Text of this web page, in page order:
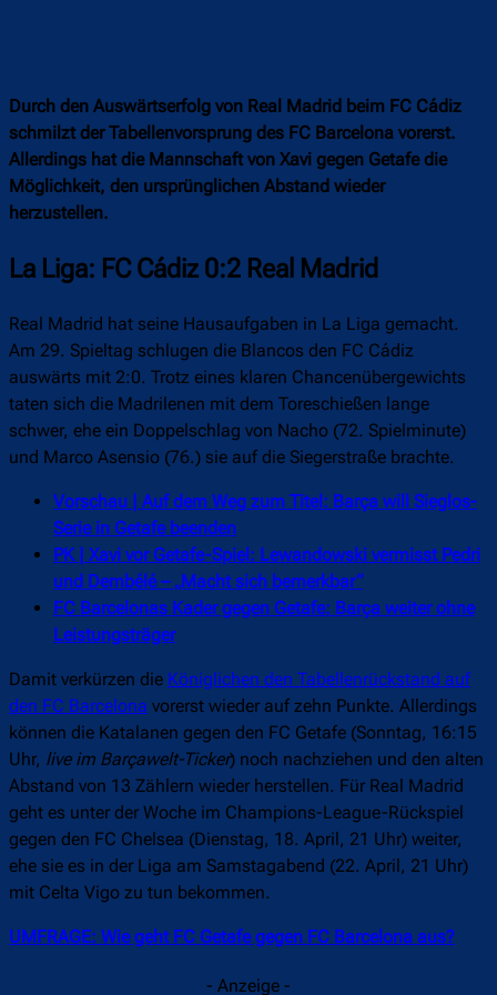
Durch den Auswärtserfolg von Real Madrid beim FC Cádiz
schmilzt der Tabellenvorsprung des FC Barcelona vorerst.
Allerdings hat die Mannschaft von Xavi gegen Getafe die
Möglichkeit, den ursprünglichen Abstand wieder
herzustellen.
La Liga: FC Cádiz 0:2 Real Madrid
Real Madrid hat seine Hausaufgaben in La Liga gemacht.
Am 29. Spieltag schlugen die Blancos den FC Cádiz
auswärts mit 2:0. Trotz eines klaren Chancenübergewichts
taten sich die Madrilenen mit dem Toreschießen lange
schwer, ehe ein Doppelschlag von Nacho (72. Spielminute)
und Marco Asensio (76.) sie auf die Siegerstraße brachte.
Vorschau | Auf dem Weg zum Titel: Barça will Sieglos-
Serie in Getafe beenden
PK | Xavi vor Getafe-Spiel: Lewandowski vermisst Pedri
und Dembélé – „Macht sich bemerkbar“
FC Barcelonas Kader gegen Getafe: Barça weiter ohne
Leistungsträger
Damit verkürzen die Königlichen den Tabellenrückstand auf
den FC Barcelona vorerst wieder auf zehn Punkte. Allerdings
können die Katalanen gegen den FC Getafe (Sonntag, 16:15
Uhr, live im Barçawelt-Ticker) noch nachziehen und den alten
Abstand von 13 Zählern wieder herstellen. Für Real Madrid
geht es unter der Woche im Champions-League-Rückspiel
gegen den FC Chelsea (Dienstag, 18. April, 21 Uhr) weiter,
ehe sie es in der Liga am Samstagabend (22. April, 21 Uhr)
mit Celta Vigo zu tun bekommen.
UMFRAGE: Wie geht FC Getafe gegen FC Barcelona aus?
- Anzeige -